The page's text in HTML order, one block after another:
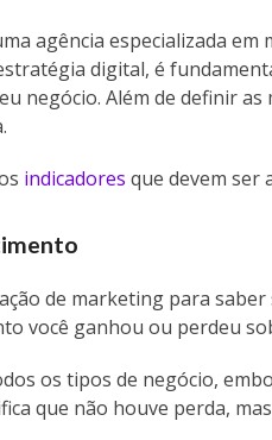
agência especializada em
digital, é
negócio. Além de definir as
indicadores que devem ser
de marketing para
você ganhou ou perdeu
os tipos de negócio,
que não houve perda,